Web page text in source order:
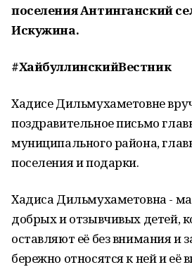
поселения Антинганский
Искужина.
#ХайбуллинскийВестник
Хадисе Дильмухаметовне
поздравительное письмо
муниципального района,
поселения и подарки.
Хадиса Дильмухаметовна -
добрых и отзывчивых детей,
оставляют её без внимания и
бережно относятся к ней и её